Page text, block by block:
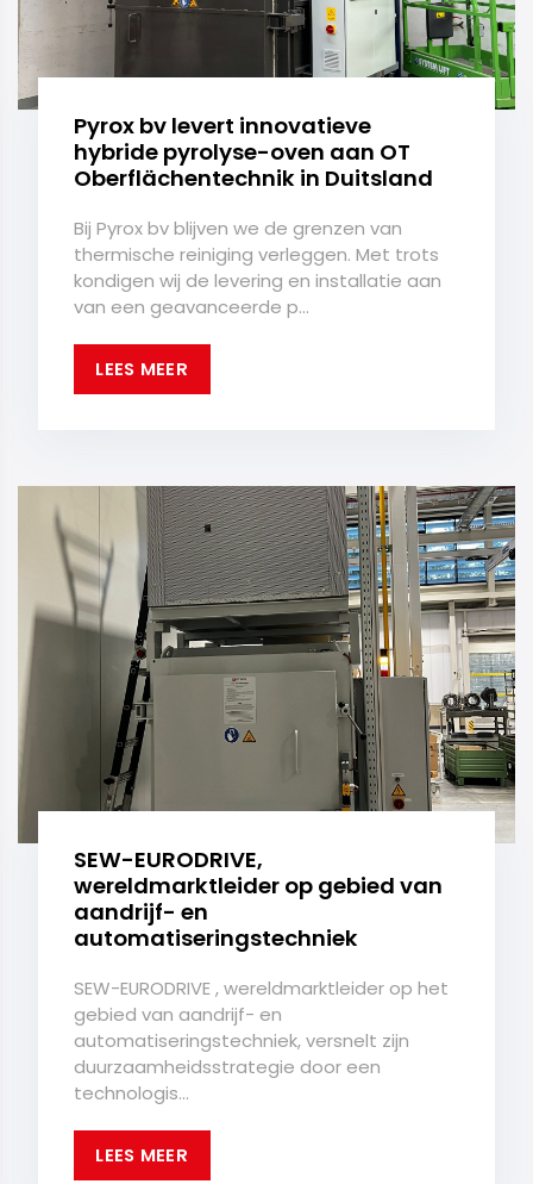
Pyrox bv levert innovatieve
hybride pyrolyse-oven aan OT
Oberflächentechnik in Duitsland
Bij Pyrox bv blijven we de grenzen van
thermische reiniging verleggen. Met trots
kondigen wij de levering en installatie aan
van een geavanceerde p...
LEES MEER
SEW-EURODRIVE,
wereldmarktleider op gebied van
aandrijf- en
automatiseringstechniek
SEW-EURODRIVE , wereldmarktleider op het
gebied van aandrijf- en
automatiseringstechniek, versnelt zijn
duurzaamheidsstrategie door een
technologis...
LEES MEER